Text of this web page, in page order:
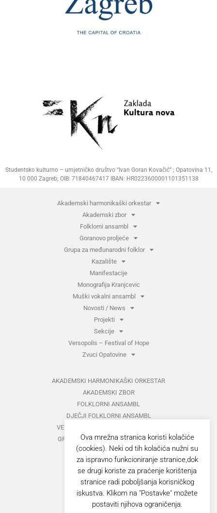
Studentsko kulturno – umjetničko društvo “Ivan Goran Kovačić” ; Opatovina 11,
10 000 Zagreb; OIB: 71840467417 IBAN: HR0223600001101351138
Akademski harmonikaški orkestar
Akademski zbor
Folklorni ansambl
Goranovo proljeće
Grupa za međunarodni folklor
Kazalište
Manifestacije
Monografija Kranjcevic
Muški vokalni ansambl
Novosti / News
Projekti
Sekcije
Versopolis – Festival of Hope
Zvuci Opatovine
AKADEMSKI HARMONIKAŠKI ORKESTAR
AKADEMSKI ZBOR
FOLKLORNI ANSAMBL
DJEČJI FOLKLORNI ANSAMBL
VETERANI FOLKLORNOG ANSAMBLA
GRUPA ZA MEĐUNARODNI FOLKLOR
KAZALIŠTE
MUŠKI VOKALNI ANSAMBL
ZAJEDNIČKI KONCERTI
GORANOVO PROLJEĆE
Ova mrežna stranica koristi kolačiće
(cookies). Neki od tih kolačića nužni su
za ispravno funkcioniranje stranice,dok
se drugi koriste za praćenje korištenja
stranice radi poboljšanja korisničkog
iskustva. Klikom na "Postavke" možete
postaviti njihova ograničenja.